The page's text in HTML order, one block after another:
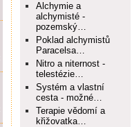
Alchymie a
alchymisté -
pozemský…
Poklad alchymistů
Paracelsa…
Nitro a niternost -
telestézie…
Systém a vlastní
cesta - možné…
Terapie vědomí a
křižovatka…